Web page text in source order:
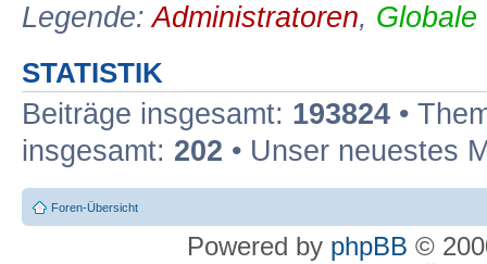
Legende:Administratoren, Globale
STATISTIK
Beiträge insgesamt: 193824 •
insgesamt: 202 • Unser neuestes
Foren-Übersicht
Powered by phpBB ©